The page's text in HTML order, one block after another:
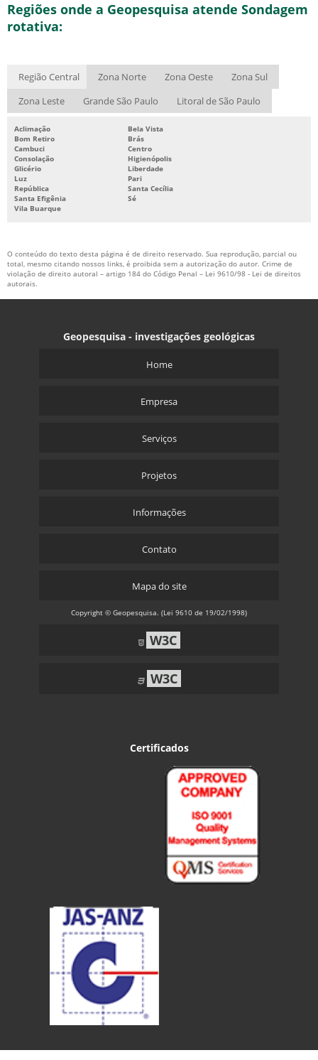
Regiões onde a Geopesquisa atende Sondagem
rotativa:
Região Central Zona Norte Zona Oeste
Zona Sul
Zona Leste
Grande São Paulo Litoral de São Paulo
Aclimação
Bela Vista
Bom Retiro
Brás
Cambuci
Centro
Consolação
Higienópolis
Glicério
Liberdade
Luz
Pari
República
Santa Cecília
Santa Efigênia
Sé
Vila Buarque
O conteúdo do texto desta página é de direito reservado. Sua reprodução, parcial ou
total, mesmo citando nossos links, é proibida sem a autorização do autor. Crime de
violação de direito autoral – artigo 184 do Código Penal – Lei 9610/98 - Lei de direitos
autorais.
Geopesquisa - investigações geológicas
Home
Empresa
Serviços
Projetos
Informações
Contato
Mapa do site
Copyright © Geopesquisa. (Lei 9610 de 19/02/1998)
W3C
W3C
Certificados